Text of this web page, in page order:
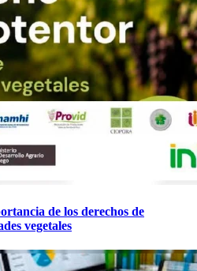
de los derechos de
vegetales